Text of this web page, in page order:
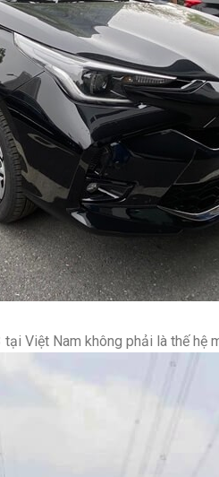
Việt Nam không phải là thế